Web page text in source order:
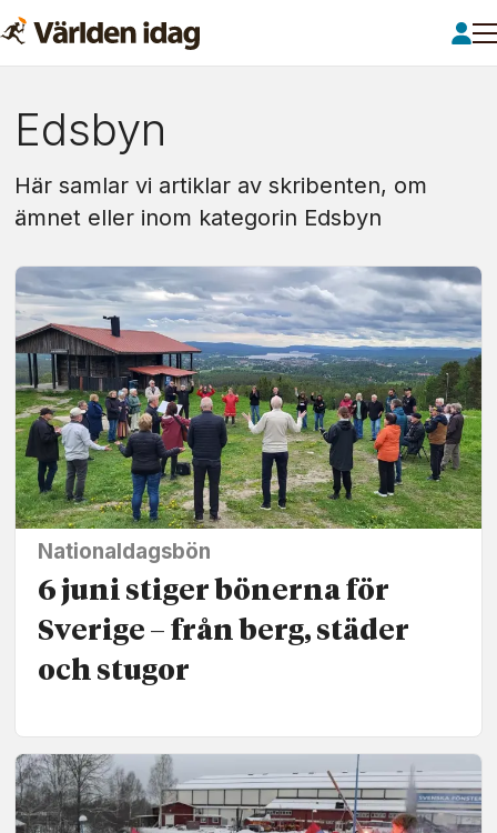
Om:
edsbyn
Edsbyn
Här samlar vi artiklar av skribenten, om
ämnet eller inom kategorin Edsbyn
Nationaldagsbön
6 juni stiger bönerna för
Sverige – från berg, städer
och stugor